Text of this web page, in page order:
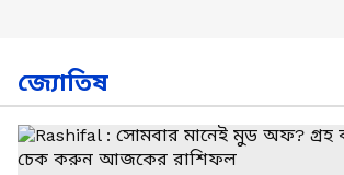
জ্যোতিষ